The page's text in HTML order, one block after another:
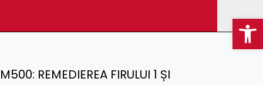
REMEDIEREA FIRULUI 1 ȘI